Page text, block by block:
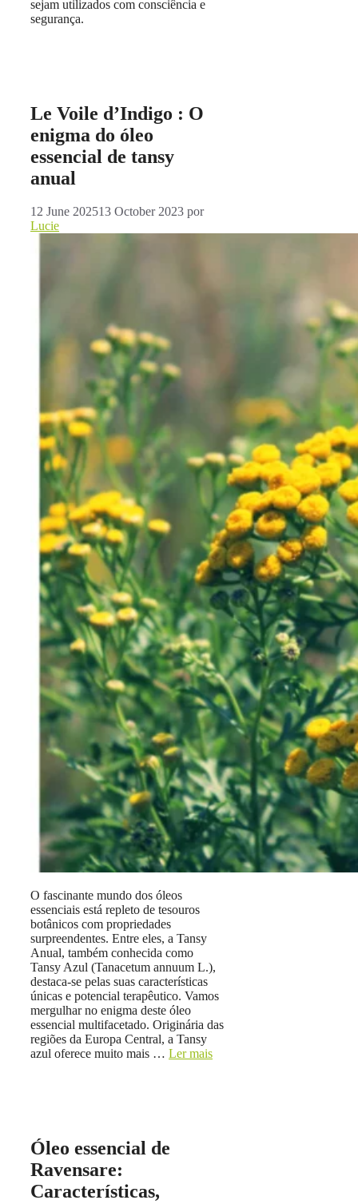
sejam utilizados com consciência e
segurança.
Le Voile d’Indigo : O
enigma do óleo
essencial de tansy
anual
12 June 202513 October 2023 por
Lucie
O fascinante mundo dos óleos
essenciais está repleto de tesouros
botânicos com propriedades
surpreendentes. Entre eles, a Tansy
Anual, também conhecida como
Tansy Azul (Tanacetum annuum L.),
destaca-se pelas suas características
únicas e potencial terapêutico. Vamos
mergulhar no enigma deste óleo
essencial multifacetado. Originária das
regiões da Europa Central, a Tansy
azul oferece muito mais … Ler mais
Óleo essencial de
Ravensare:
Características,